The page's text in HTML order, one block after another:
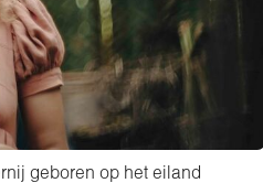
geboren op het eiland